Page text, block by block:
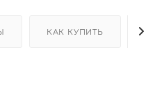
КАК КУПИТЬ